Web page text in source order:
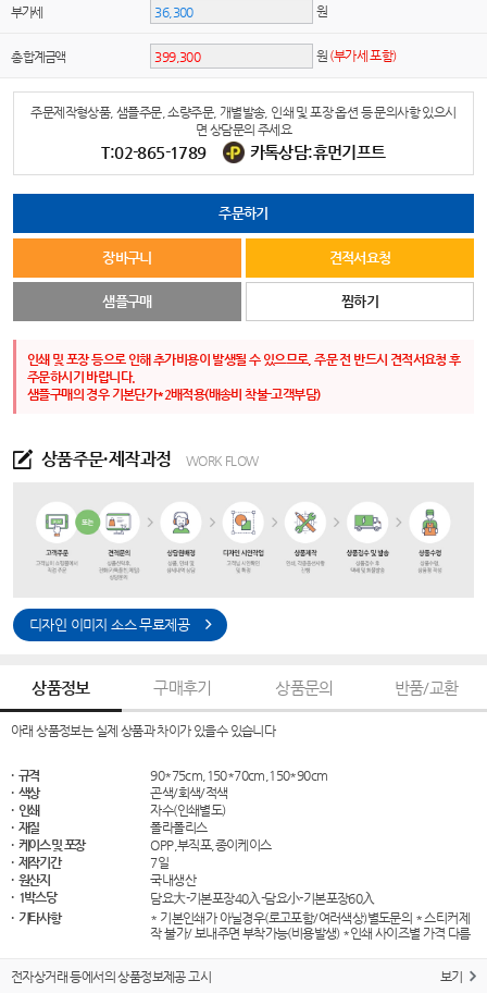
부가세 원
총 합계금액 원 (부가세 포함)
주문제작형상품, 샘플주문, 소량주문, 개별발송, 인쇄 및 포장 옵션 등 문의사항 있으시
면 상담문의 주세요
T:02-865-1789 카톡상담:휴먼기프트
주문하기
장바구니 견적서요청
샘플구매 찜하기
인쇄 및 포장 등으로 인해 추가비용이 발생될 수 있으므로, 주문 전 반드시 견적서요청 후
주문하시기 바랍니다.
샘플구매의 경우 기본단가*2배적용(배송비 착불-고객부담)
상품주문·제작과정 WORK FLOW
디자인 이미지 소스 무료제공
상품정보 구매후기 상품문의 반품/교환
아래 상품정보는 실제 상품과 차이가 있을수 있습니다
· 규격
90*75cm,150*70cm,150*90cm
· 색상
곤색/회색/적색
· 인쇄
자수(인쇄별도)
· 재질
폴라폴리스
· 케이스 및 포장
OPP,부직포,종이케이스
· 제작기간
7일
· 원산지
국내생산
· 1박스당
담요大-기본포장40入-담요小-기본포장60入
· 기타사항
* 기본인쇄가 아닐경우(로고포함/여러색상)별도문의 * 스티커제
작 불가/ 보내주면 부착가능(비용발생) *인쇄 사이즈별 가격 다름
전자상거래 등에서의 상품정보제공 고시 보기